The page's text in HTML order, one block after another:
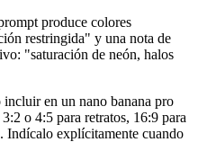
produce colores
restringida" y una nota de
"saturación de neón, halos
en un nano banana pro
o 4:5 para retratos, 16:9 para
Indícalo explícitamente cuando